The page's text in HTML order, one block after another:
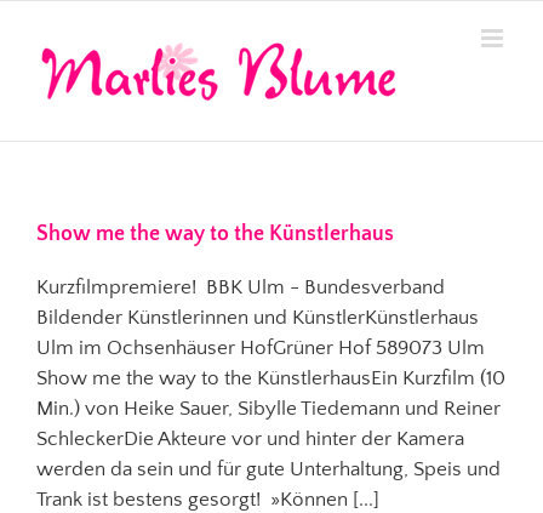
Inhalt
springen
Show me the way to the Künstlerhaus
Kurzfilmpremiere! BBK Ulm - Bundesverband
Bildender Künstlerinnen und KünstlerKünstlerhaus
Ulm im Ochsenhäuser HofGrüner Hof 589073 Ulm
Show me the way to the KünstlerhausEin Kurzfilm (10
Min.) von Heike Sauer, Sibylle Tiedemann und Reiner
SchleckerDie Akteure vor und hinter der Kamera
werden da sein und für gute Unterhaltung, Speis und
Trank ist bestens gesorgt! »Können [...]